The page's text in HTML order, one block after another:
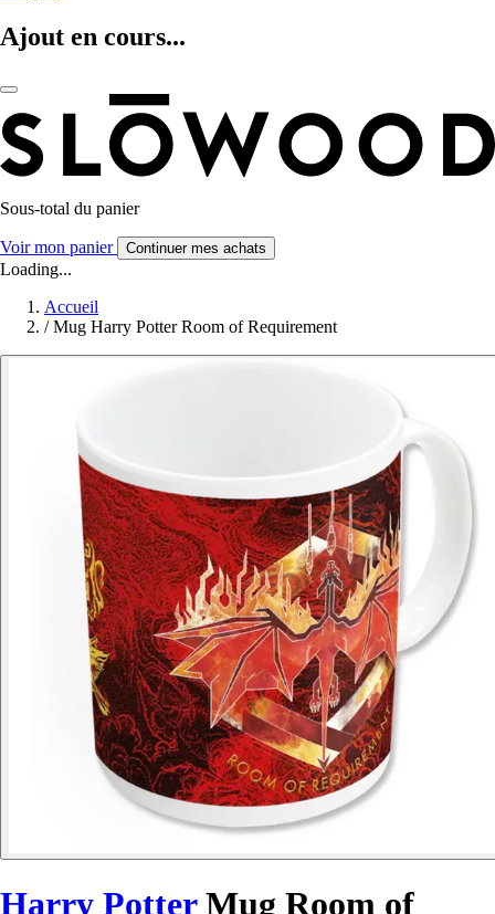
Ajout en cours...
Sous-total du panier
Voir mon panier Continuer mes achats
Loading...
Accueil
/ Mug Harry Potter Room of Requirement
Harry PotterMug Room of